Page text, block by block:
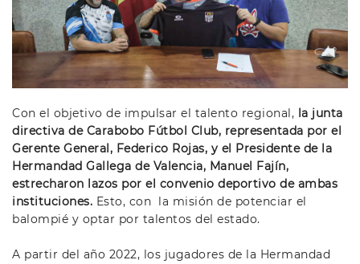
Con el objetivo de impulsar el talento regional, la junta
directiva de Carabobo Fútbol Club, representada por el
Gerente General, Federico Rojas, y el Presidente de la
Hermandad Gallega de Valencia, Manuel Fajín,
estrecharon lazos por el convenio deportivo de ambas
instituciones. Esto, con la misión de potenciar el
balompié y optar por talentos del estado.
A partir del año 2022, los jugadores de la Hermandad